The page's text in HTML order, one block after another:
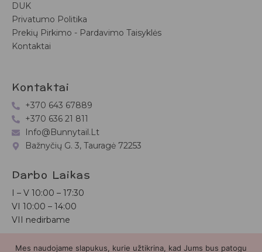
DUK
Privatumo Politika
Prekių Pirkimo - Pardavimo Taisyklės
Kontaktai
Kontaktai
+370 643 67889
+370 636 21 811
Info@bunnytail.lt
Bažnyčių G. 3, Tauragė 72253
Darbo Laikas
I – V 10:00 – 17:30
VI 10:00 – 14:00
VII nedirbame
Mes naudojame slapukus, kurie užtikrina, kad Jums bus patogu